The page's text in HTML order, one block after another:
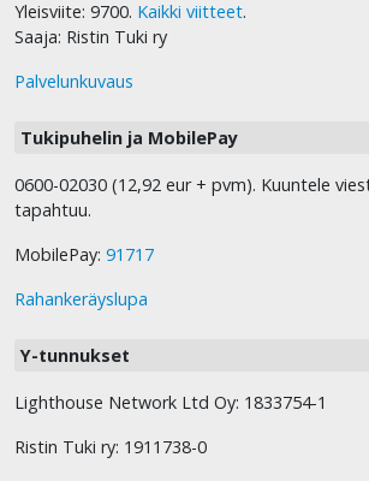
Yleisviite: 9700. Kaikki viitteet.
Saaja: Ristin Tuki ry
Palvelunkuvaus
Tukipuhelin ja MobilePay
0600-02030 (12,92 eur + pvm). Kuuntele
tapahtuu.
MobilePay: 91717
Rahankeräyslupa
Y-tunnukset
Lighthouse Network Ltd Oy: 1833754-1
Ristin Tuki ry: 1911738-0